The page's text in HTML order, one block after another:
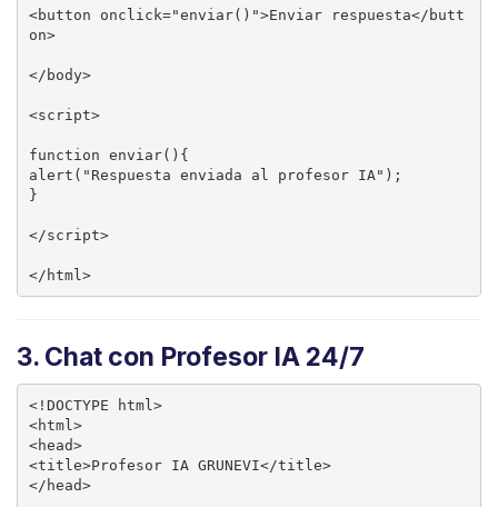
<button onclick="enviar()">Enviar respuesta</butt
on>
</body>
<script>
function enviar(){
alert("Respuesta enviada al profesor IA");
}
</script>
</html>
3. Chat con Profesor IA 24/7
<!DOCTYPE html>
<html>
<head>
<title>Profesor IA GRUNEVI</title>
</head>